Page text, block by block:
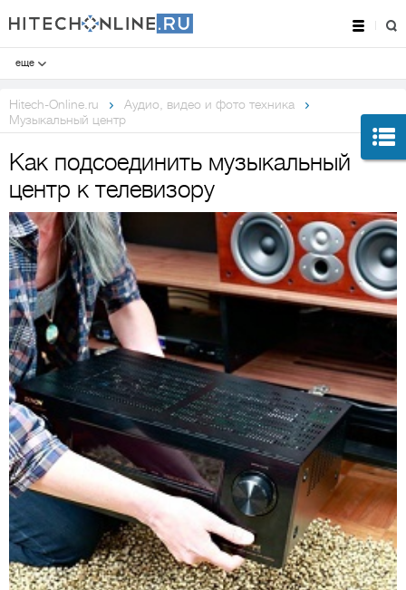
еще
Hitech-Online.ru
Аудио, видео и фото техника
Музыкальный центр
Как подсоединить музыкальный
центр к телевизору